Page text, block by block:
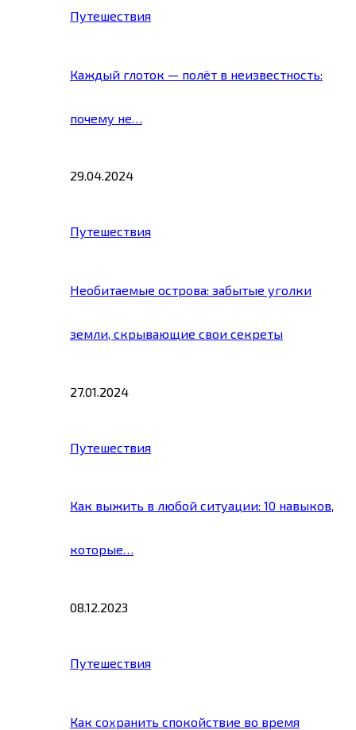
Путешествия
Каждый глоток — полёт в неизвестность:
почему не…
29.04.2024
Путешествия
Необитаемые острова: забытые уголки
земли, скрывающие свои секреты
27.01.2024
Путешествия
Как выжить в любой ситуации: 10 навыков,
которые…
08.12.2023
Путешествия
Как сохранить спокойствие во время